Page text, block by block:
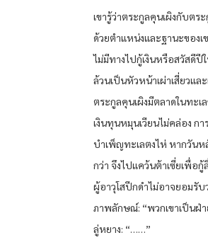
เขารู้ว่าตระกูลคุนเผิงกับตร
ด้วยตำแหน่งและฐานะของเ
ไม่มีทางไปกู้เงินหรือสวัสดีปี
ล้วนเป็นหัวหน้าเผ่าเสี่ยวแ
ตระกูลคุนเผิงมีตลาดในทะเ
เงินทุนหมุนเวียนไม่คล่อง ก
บำเพ็ญทะเลตงไห่ หากวัน
กว่า จึงไปแคว้นต้าเซี่ยเพื่อกู้
ผู้อาวุโสปีกดำไม่อาจยอมรับ
ภาพลักษณ์: “พวกเขาเป็นฝ่า
ลู่หยาง: “……”